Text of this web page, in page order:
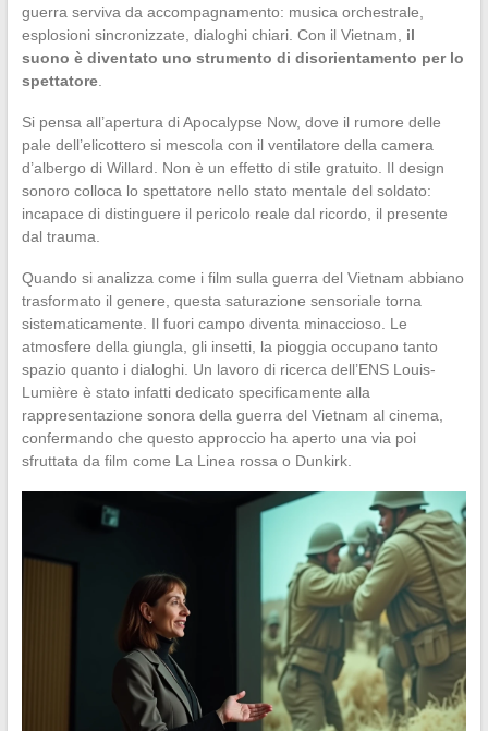
guerra serviva da accompagnamento: musica orchestrale,
esplosioni sincronizzate, dialoghi chiari. Con il Vietnam, il
suono è diventato uno strumento di disorientamento per lo
spettatore.
Si pensa all’apertura di Apocalypse Now, dove il rumore delle
pale dell’elicottero si mescola con il ventilatore della camera
d’albergo di Willard. Non è un effetto di stile gratuito. Il design
sonoro colloca lo spettatore nello stato mentale del soldato:
incapace di distinguere il pericolo reale dal ricordo, il presente
dal trauma.
Quando si analizza come i film sulla guerra del Vietnam abbiano
trasformato il genere, questa saturazione sensoriale torna
sistematicamente. Il fuori campo diventa minaccioso. Le
atmosfere della giungla, gli insetti, la pioggia occupano tanto
spazio quanto i dialoghi. Un lavoro di ricerca dell’ENS Louis-
Lumière è stato infatti dedicato specificamente alla
rappresentazione sonora della guerra del Vietnam al cinema,
confermando che questo approccio ha aperto una via poi
sfruttata da film come La Linea rossa o Dunkirk.